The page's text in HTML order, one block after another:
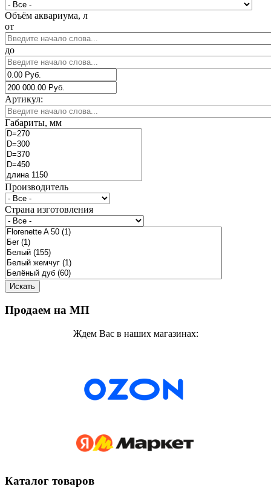
Объём аквариума, л
от
до
Артикул:
Габариты, мм
Производитель
Страна изготовления
Продаем на МП
Ждем Вас в наших магазинах:
Каталог товаров